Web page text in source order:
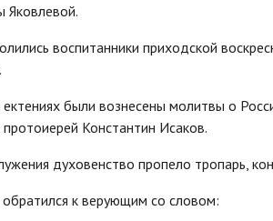
Яковлевой.
воспитанники приходской
были вознесены молитвы о
Константин Исаков.
духовенство пропело тропарь,
к верующим со словом: